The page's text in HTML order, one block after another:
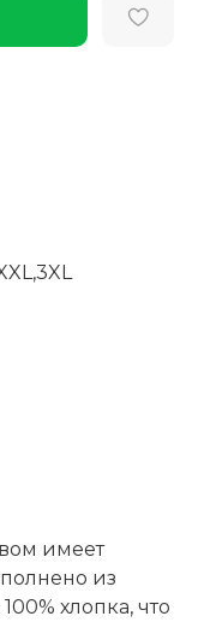
имеет
из
хлопка, что